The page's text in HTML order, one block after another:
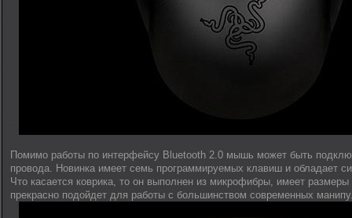
Помимо работы по интерфейсу Bluetooth 2.0 мышь может быть
провода. Новинка имеет семь программируемых клавиш и обладает
Что касается коврика, то он выполнен из микрофибры, имеет
прекрасно подойдет для работы с большинством современных